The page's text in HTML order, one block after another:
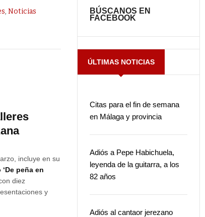
,Noticias
incluye en su
peña en
con diez
y
BÚSCANOS EN
FACEBOOK
ÚLTIMAS NOTICIAS
Citas para el fin de semana
en Málaga y provincia
Adiós a Pepe Habichuela,
leyenda de la guitarra, a los
82 años
Adiós al cantaor jerezano